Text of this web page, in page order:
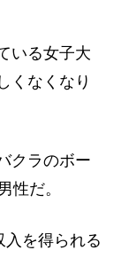
いる女子大
くなくなり
クラのボー
性だ。
を得られる